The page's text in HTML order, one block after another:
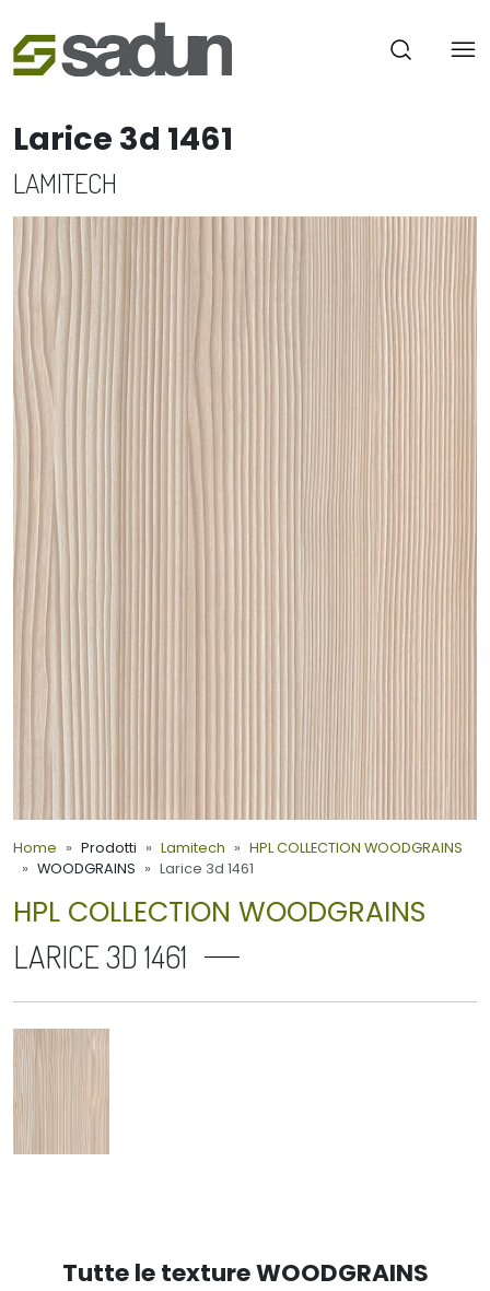
Larice 3d 1461
LAMITECH
Home Prodotti Lamitech
HPL COLLECTION WOODGRAINS
WOODGRAINS
Larice 3d 1461
HPL COLLECTION WOODGRAINS
LARICE 3D 1461
Tutte le texture WOODGRAINS